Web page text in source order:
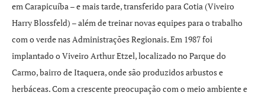
em Carapicuíba – e mais tarde, transferido para Cotia (Viveiro
Harry Blossfeld) – além de treinar novas equipes para o trabalho
com o verde nas Administrações Regionais. Em 1987 foi
implantado o Viveiro Arthur Etzel, localizado no Parque do
Carmo, bairro de Itaquera, onde são produzidos arbustos e
herbáceas. Com a crescente preocupação com o meio ambiente e